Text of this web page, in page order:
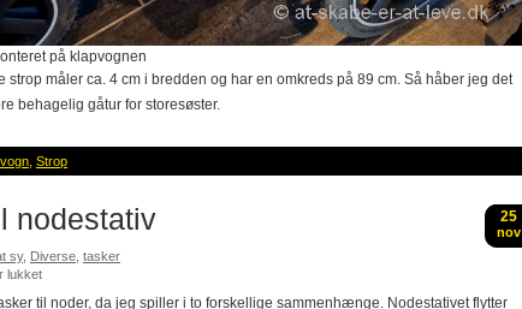
på klapvognen
strop måler ca. 4 cm i bredden og har en omkreds på 89 cm. Så håber jeg det
behagelig gåtur for storesøster.
, Strop
nodestativ 25
nov
sy, Diverse, tasker
lukkettil
til noder, da jeg spiller i to forskellige sammenhænge. Nodestativet flytter